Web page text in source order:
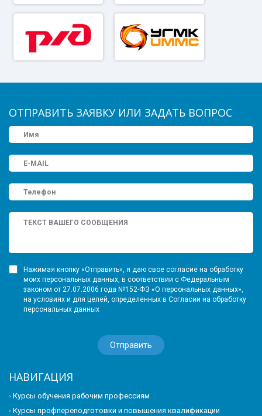
ОТПРАВИТЬ ЗАЯВКУ ИЛИ ЗАДАТЬ ВОПРОС
Нажимая кнопку «Отправить», я даю свое согласие на обработку
моих персональных данных, в соответствии с Федеральным
законом от 27.07.2006 года №152-ФЗ «О персональных данных»,
на условиях и для целей, определенных в Согласии на обработку
персональных данных
НАВИГАЦИЯ
Курсы обучения рабочим профессиям
Курсы профпереподготовки и повышения квалификации